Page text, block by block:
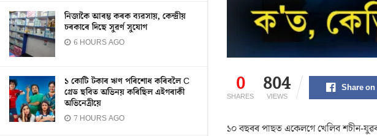
নিজাকৈ আৰম্ভ কৰক ব্যৱসায়, কেন্দ্ৰীয়
চৰকাৰে দিছে সুৱৰ্ণ সুযোগ
6 HOURS AGO
১ কোটি টকাৰ ঋণ পৰিশোধ কৰিবলৈ C
গ্ৰেড ছবিত অভিনয় কৰিছিল এইগৰাকী
অভিনেত্ৰীয়ে
7 HOURS AGO
0
SHARES
804
VIEWS
Share
১০ বছৰৰ পাছত একেলগে খেলিব শচীন-